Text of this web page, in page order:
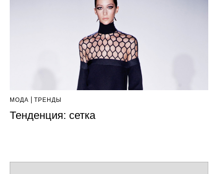
МОДА ТРЕНДЫ
Тенденция: сетка